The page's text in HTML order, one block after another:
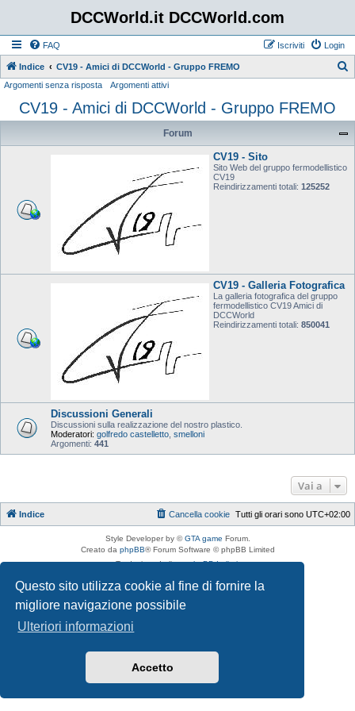
Questo sito utilizza cookie al fine di fornire la
migliore navigazione possibile
Ulteriori informazioni
Accetto
DCCWorld.it DCCWorld.com
FAQ Login
Iscriviti
Indice CV19 - Amici di DCCWorld - Gruppo FREMO
c
Argomenti senza risposta Argomenti attivi
CV19 - Amici di DCCWorld - Gruppo FREMO
Forum
CV19 - Sito
Sito Web del gruppo fermodellistico
CV19
Reindirizzamenti totali: 125252
CV19 - Galleria Fotografica
La galleria fotografica del gruppo
fermodellistico CV19 Amici di
DCCWorld
Reindirizzamenti totali: 850041
Discussioni Generali
Discussioni sulla realizzazione del nostro plastico.
Moderatori: golfredo castelletto smelloni
Argomenti: 441
Vai a
Indice Tutti gli orari sono UTC+02:00
Cancella cookie
Style Developer by ©GTA game Forum.
Creato da phpBB® Forum Software © phpBB Limited
Traduzione ItalianaphpBB-Italia.it